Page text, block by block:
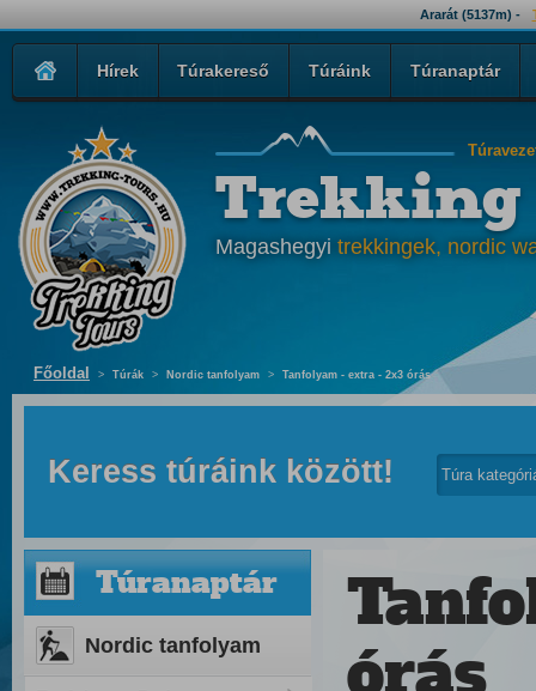
Ararát (5137m) -
Hírek Túrakereső Túráink Túranaptár
Trekking
Magashegyi trekkingek, nordic
Főoldal > Túrák > Nordic tanfolyam > Tanfolyam - extra - 2x3 órás
Keress túráink között!
Túranaptár
Nordic tanfolyam